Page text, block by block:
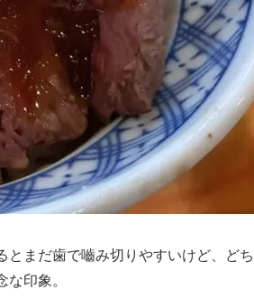
とまだ歯で嚙み切りやすいけど、どち
印象。